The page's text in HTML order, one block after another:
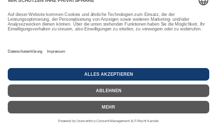
© Sold Immobilien
Powered by Immonia GmbH
Bewertungen